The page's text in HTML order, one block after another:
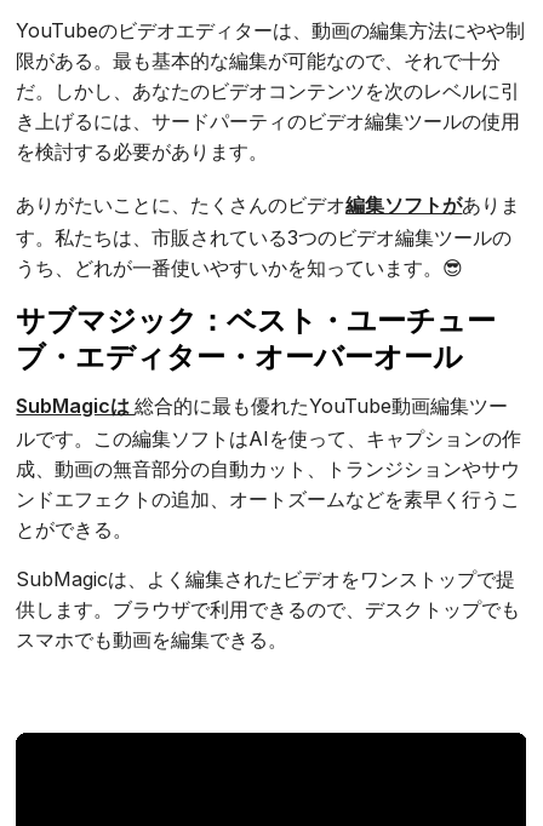
YouTubeのビデオエディターは、動画の編集方法にやや制
限がある。最も基本的な編集が可能なので、それで十分
だ。しかし、あなたのビデオコンテンツを次のレベルに引
き上げるには、サードパーティのビデオ編集ツールの使用
を検討する必要があります。
ありがたいことに、たくさんのビデオ編集ソフトがありま
す。私たちは、市販されている3つのビデオ編集ツールの
うち、どれが一番使いやすいかを知っています。😎
サブマジック：ベスト・ユーチュー
ブ・エディター・オーバーオール
SubMagicは総合的に最も優れたYouTube動画編集ツー
ルです。この編集ソフトはAIを使って、キャプションの作
成、動画の無音部分の自動カット、トランジションやサウ
ンドエフェクトの追加、オートズームなどを素早く行うこ
とができる。
SubMagicは、よく編集されたビデオをワンストップで提
供します。ブラウザで利用できるので、デスクトップでも
スマホでも動画を編集できる。